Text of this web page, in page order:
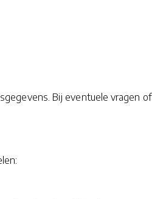
Bij eventuele vragen